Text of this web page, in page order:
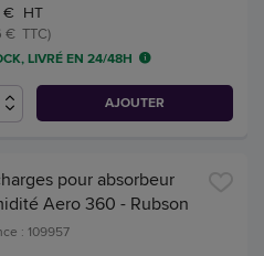
€ HT
€ TTC)
LIVRÉ EN 24/48H
AJOUTER
pour absorbeur
Aero 360 - Rubson
: 109957